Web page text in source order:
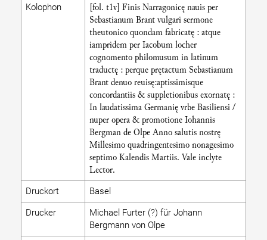
Kolophon
[fol. t1v] Finis Narragonicę nauis per
Sebastianum Brant vulgari sermone
theutonico quondam fabricatę : atque
iampridem per Iacobum locher
cognomento philomusum in latinum
traductę : perque prętactum Sebastianum
Brant denuo reuisę:aptissimisque
concordantiis & suppletionibus exornatę :
In laudatissima Germanię vrbe Basiliensi /
nuper opera & promotione Iohannis
Bergman de Olpe Anno salutis nostrę
Millesimo quadringentesimo nonagesimo
septimo Kalendis Martiis. Vale inclyte
Lector.
Druckort
Basel
Drucker
Michael Furter (?) für Johann
Bergmann von Olpe